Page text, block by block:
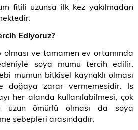
fitili uzunsa ilk kez yakılmadan
Ediyoruz?
ve tamamen ev ortamında
soya mumu tercih edilir.
mumun bitkisel kaynaklı olması
zarar vermemesidir. İs
her alanda kullanılabilmesi, çok
uzun ömürlü olması da soya
sebepleri arasındadır.